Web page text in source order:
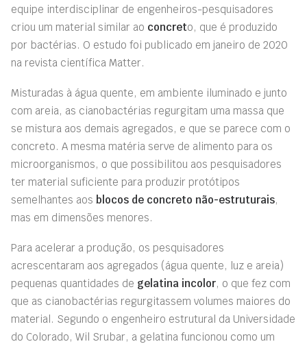
equipe interdisciplinar de engenheiros-pesquisadores
criou um material similar ao concreto, que é produzido
por bactérias. O estudo foi publicado em janeiro de 2020
na revista científica Matter.
Misturadas à água quente, em ambiente iluminado e junto
com areia, as cianobactérias regurgitam uma massa que
se mistura aos demais agregados, e que se parece com o
concreto. A mesma matéria serve de alimento para os
microorganismos, o que possibilitou aos pesquisadores
ter material suficiente para produzir protótipos
semelhantes aos blocos de concreto não-estruturais,
mas em dimensões menores.
Para acelerar a produção, os pesquisadores
acrescentaram aos agregados (água quente, luz e areia)
pequenas quantidades de gelatina incolor, o que fez com
que as cianobactérias regurgitassem volumes maiores do
material. Segundo o engenheiro estrutural da Universidade
do Colorado, Wil Srubar, a gelatina funcionou como um